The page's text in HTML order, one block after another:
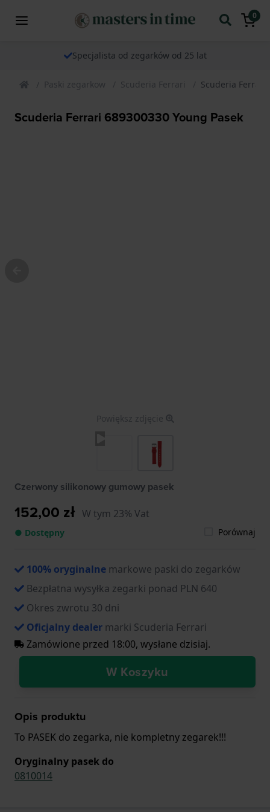
0
Specjalista od zegarków od 25 lat
Paski zegarkow Scuderia Ferrari Scuderia Ferrari
Scuderia Ferrari 689300330 Young Pasek
Powiększ zdjęcie
Czerwony silikonowy gumowy pasek
152,00 zł W tym 23% Vat
● Dostępny Porównaj
100% oryginalne markowe paski do zegarków
Bezpłatna wysyłka zegarki ponad PLN 640
Okres zwrotu 30 dni
Oficjalny dealer marki Scuderia Ferrari
Zamówione przed 18:00, wysłane dzisiaj.
W Koszyku
Opis produktu
To PASEK do zegarka, nie kompletny zegarek!!!
Oryginalny pasek do
0810014